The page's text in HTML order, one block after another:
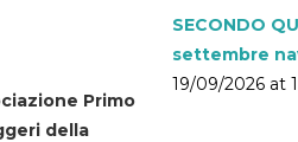
Primo
della
SECONDO
settembre
19/09/2026 at